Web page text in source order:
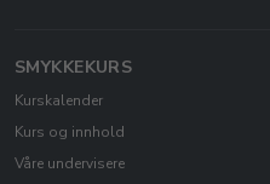
SMYKKEKURS
Kurskalender
Kurs og innhold
Våre undervisere